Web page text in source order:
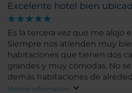
(PMR), y cumplió
necesidades: estaba muy bien
cerca del ascensor, lo que
de mi madre. Todo el personal, sin excepción y sin
importar el departamento, nos
amabilidad, profesionalidad y
extraordinarias. Además, el
excepcional, con una gran
Excelente hotel bien
Es la tercera vez que me alojo
Siempre nos atienden muy bien y
habitaciones que tienen dos
grandes y muy cómodas. No
demás habitaciones de
descansar. Cada día de
Mostrar información